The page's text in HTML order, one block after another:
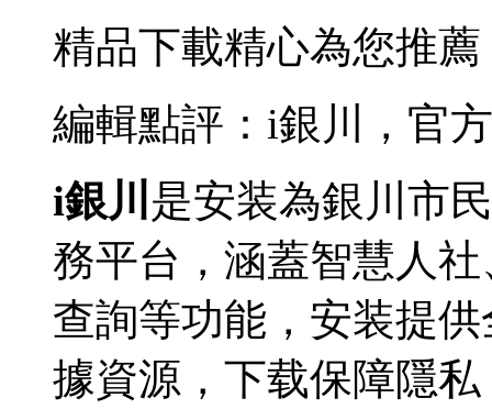
精品下載精心為您推薦
編輯點評：i銀川，官
i銀川 是安装為銀川市
務平台，涵蓋智慧人
查詢等功能，安装提
據資源，下载保障隱